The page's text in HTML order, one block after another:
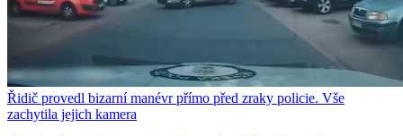
Řidič provedl bizarní manévr přímo před zraky policie. Vše
zachytila jejich kamera